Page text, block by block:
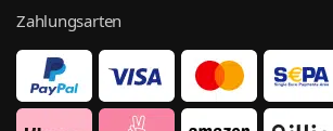
Zahlungsarten